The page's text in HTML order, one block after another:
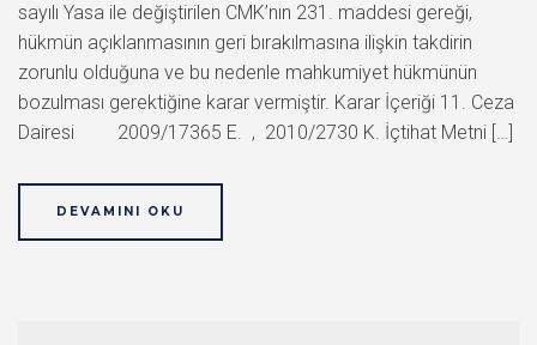
sayılı Yasa ile değiştirilen CMK’nın 231. maddesi gereği,
hükmün açıklanmasının geri bırakılmasına ilişkin takdirin
zorunlu olduğuna ve bu nedenle mahkumiyet hükmünün
bozulması gerektiğine karar vermiştir. Karar İçeriği 11. Ceza
Dairesi 2009/17365 E. , 2010/2730 K. İçtihat Metni […]
DEVAMINI OKU